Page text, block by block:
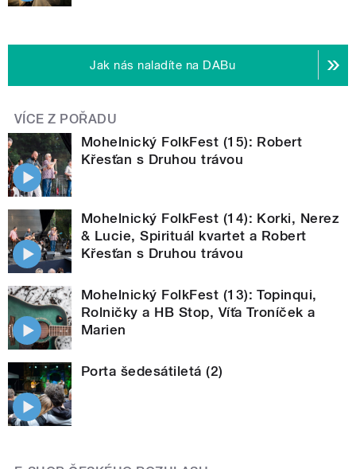
Jak nás naladíte na DABu
VÍCE Z POŘADU
Mohelnický FolkFest (15): Robert
Křesťan s Druhou trávou
Mohelnický FolkFest (14): Korki, Nerez
& Lucie, Spirituál kvartet a Robert
Křesťan s Druhou trávou
Mohelnický FolkFest (13): Topinqui,
Rolničky a HB Stop, Víťa Troníček a
Marien
Porta šedesátiletá (2)